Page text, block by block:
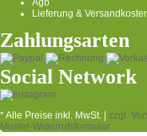
Lieferung &
Zahlungsarten
Social Network
* Alle Preise inkl. MwSt. | zzgl.
Muster-Widerrufsformular